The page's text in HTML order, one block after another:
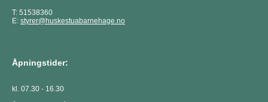
T: 51538360
E: styrer@huskestuabarnehage.no
Åpningstider:
kl. 07.30 - 16.30